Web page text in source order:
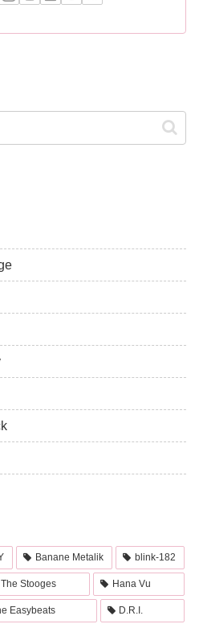
Banane Metalik blink-182
The Stooges Hana Vu
Easybeats D.R.I.